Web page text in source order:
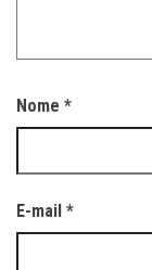
Nome *
E-mail *